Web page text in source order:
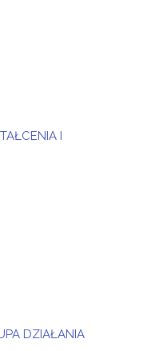
I
DZIAŁANIA